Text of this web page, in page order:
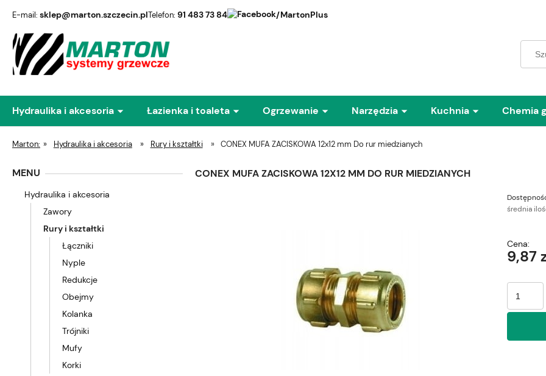
E-mail: sklep@marton.szczecin.plTelefon: 91 483 73 84 /MartonPlus
Hydraulika i akcesoria Łazienka i toaleta Ogrzewanie Narzędzia Kuchnia Chemia
Marton: » Hydraulika i akcesoria » Rury i kształtki » CONEX MUFA ZACISKOWA 12x12 mm Do rur miedzianych
MENU
Hydraulika i akcesoria
Zawory
Rury i kształtki
Łączniki
Nyple
Redukcje
Obejmy
Kolanka
Trójniki
Mufy
Korki
CONEX MUFA ZACISKOWA 12X12 MM DO RUR MIEDZIANYCH
średnia
Cena:
9,87